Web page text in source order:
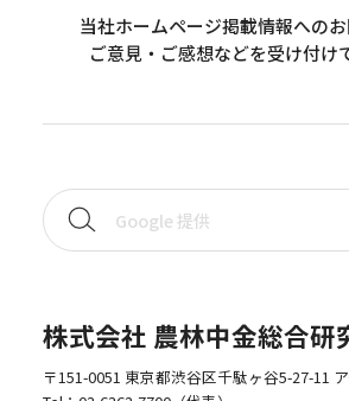
当社ホームページ掲載情報への
ご意見・ご感想などを受け付け
株式会社 農林中金総合研
〒151-0051 東京都渋谷区千駄ヶ谷5-27-11